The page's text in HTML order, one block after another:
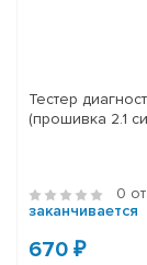
Тестер
(прошивка 2.1
0
заканчивается
670 ₽